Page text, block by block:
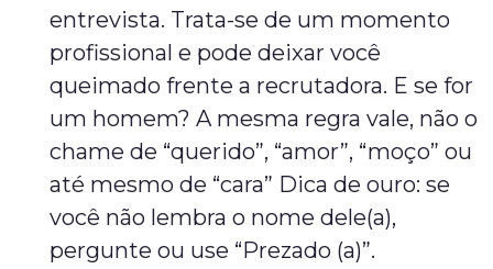
entrevista. Trata-se de um momento
profissional e pode deixar você
queimado frente a recrutadora. E se for
um homem? A mesma regra vale, não o
chame de “querido”, “amor”, “moço” ou
até mesmo de “cara” Dica de ouro: se
você não lembra o nome dele(a),
pergunte ou use “Prezado (a)”.